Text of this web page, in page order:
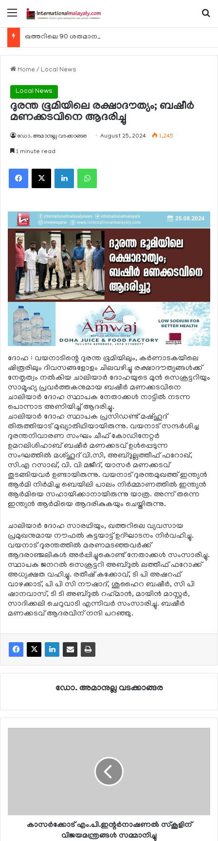
Menu
Home / Local News
Local News
ദുരന്ത ഭൂമിയിലെ രക്ഷാദൗത്യം; ബഷീര്‍
മണക്കടവിനെ ആദരിച്ചു
ഡോ. അമാനുല്ല വടക്കാങ്ങര August 25, 2024 1,245
1 minute read
Facebook
X LinkedInWhatsApp
ദോഹ : വയനാടിന്റെ ദുരന്ത ഭൂമിയിലും, കര്‍ണാടകയിലെ
ഷിരൂരിലും ദിവസങ്ങളോളം ചിലവഴിച്ചു രക്ഷാദൗത്യങ്ങള്‍ക്ക്
നേതൃത്വം നല്‍കിയ ചാലിയാര്‍ ദോഹയുടെ മുന്‍ സെക്രട്ടറിയും
സാമൂഹ്യ പ്രവര്‍ത്തകനുമായ ബഷീര്‍ മണക്കടവിനെ
ചാലിയാര്‍ ദോഹ സ്ഥാപക നേതാക്കള്‍ നാട്ടില്‍ നടന്ന
പൊന്നാട അണിയിച്ച് ആദരിച്ചു.
ചാലിയാര്‍ ദോഹ സ്ഥാപക പ്രസിഡണ്ട് മഷ്ഹൂദ്
തിരുത്തിയാട് മുഖ്യാതിഥിയായിരുന്നു. വയനാട് സന്ദര്‍ശിച്ച
ദുരന്തനിവാരണ സംഘം ചീഫ് കോഡിനേറ്റര്‍
ഉമറലിശിഹാബ് ബഷീര്‍ മണക്കടവ് ഉള്‍പ്പെടുന്ന
സംഘത്തില്‍ മശ്ഹൂദ് വി.സി, അബ്ദുല്ലത്തീഫ് ഫറോഖ്,
സി.എ റസാഖ്, വി. വി മജീദ്, യാസര്‍ മണക്കടവ്
തുടങ്ങിയവര്‍ ഉണ്ടായിരുന്നു. വയനാട് ദുരന്തമുഖത്ത് ഇന്ത്യന്‍
ആര്‍മി നിര്‍മിച്ച ബെയിലി പാലം നിര്‍മ്മാണത്തില്‍ ഇന്ത്യന്‍
ആര്‍മിയെ സഹായിക്കാനായിരുന്നു യാത്ര. അന്ന് തന്നെ
ഇന്ത്യന്‍ ആര്‍മിയെ ആദരികുകയും ചെയ്തിരുന്നു.
ചാലിയാര്‍ ദോഹ സാരഥിയും, ഖത്തറിലെ വ്യവസായ
പ്രമുഖനുമായ നൗഫല്‍ കട്ടയാട്ട് ഉദ്ഘാടനം നിര്‍വഹിച്ചു.
വയനാട് ദുരന്തത്തില്‍ മരണമടഞ്ഞവര്‍ക്ക്
ആദരാഞ്ജലികള്‍ അര്‍പ്പിച്ചുകൊണ്ട് നേതാക്കള്‍ സംസാരിച്ചു.
സ്ഥാപക ജനറല്‍ സെക്രട്ടറി അബ്ദുല്‍ ലത്തീഫ് ഫറോക്ക്
അധ്യക്ഷത വഹിച്ചു. രതീഷ് കക്കോവ്, ടി പി അഷറഫ്
വാഴക്കാട്, പി പി സി നൗഷാദ്, ശുഹൈറ ബഷീര്‍, സി പി
ഷാനവാസ്, ടി ടി അബ്ദുല്‍ റഹ്‌മാന്‍, മായിന്‍ മാസ്റ്റര്‍,
സാദിക്കലി ചെറുവാടി എന്നിവര്‍ സംസാരിച്ചു. ബഷീര്‍
മണക്കടവ് ആദരവിന് നന്ദി പറഞ്ഞു.
ഡോ. അമാനുല്ല വടക്കാങ്ങര
കാസര്‍ക്കോട് എം.പി.ഇന്റര്‍നാഷണല്‍ സ്‌കൂളിന്
വിജയമന്ത്രങ്ങള്‍ സമ്മാനിച്ചു